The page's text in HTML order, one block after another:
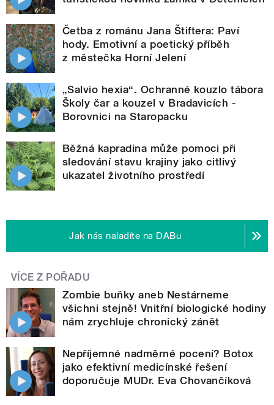
Četba z románu Jana Štiftera: Paví
hody. Emotivní a poetický příběh
z městečka Horní Jelení
„Salvio hexia“. Ochranné kouzlo tábora
Školy čar a kouzel v Bradavicích -
Borovnici na Staropacku
Běžná kapradina může pomoci při
sledování stavu krajiny jako citlivý
ukazatel životního prostředí
Jak nás naladíte na DABu
VÍCE Z POŘADU
Zombie buňky aneb Nestárneme
všichni stejně! Vnitřní biologické hodiny
nám zrychluje chronický zánět
Nepříjemné nadměrné pocení? Botox
jako efektivní medicínské řešení
doporučuje MUDr. Eva Chovančíková